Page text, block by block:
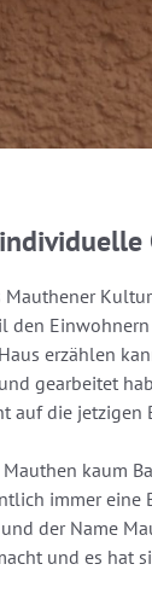
Mauthener
den
erzählen
gearbeitet
auf die jetzigen
kaum
immer
der Name
und es hat